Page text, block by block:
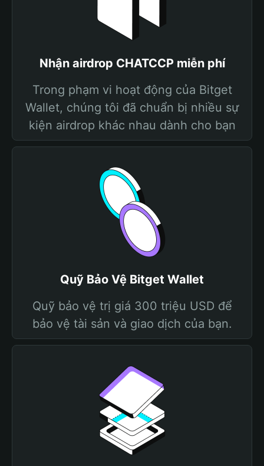
Nhận airdrop CHATCCP miễn phí
Trong phạm vi hoạt động của Bitget
Wallet, chúng tôi đã chuẩn bị nhiều sự
kiện airdrop khác nhau dành cho bạn
Quỹ Bảo Vệ Bitget Wallet
Quỹ bảo vệ trị giá 300 triệu USD để
bảo vệ tài sản và giao dịch của bạn.